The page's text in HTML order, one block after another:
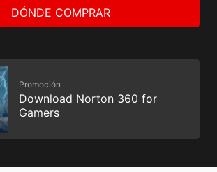
DÓNDE COMPRAR
Promoción
Download Norton 360 for
Gamers